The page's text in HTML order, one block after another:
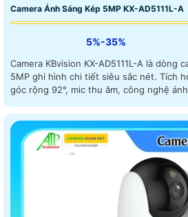
Camera Ánh Sáng Kép 5MP KX-AD5111L-A
5%-35%
Camera KBvision KX-AD5111L-A là dòng
5MP ghi hình chi tiết siêu sắc nét. Tích hợp ống kính 3. 6mm với
góc rộng 92°, mic thu âm, công nghệ